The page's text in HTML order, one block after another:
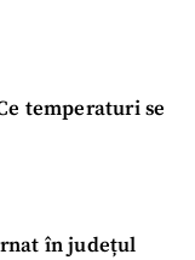
temperaturi se
în județul